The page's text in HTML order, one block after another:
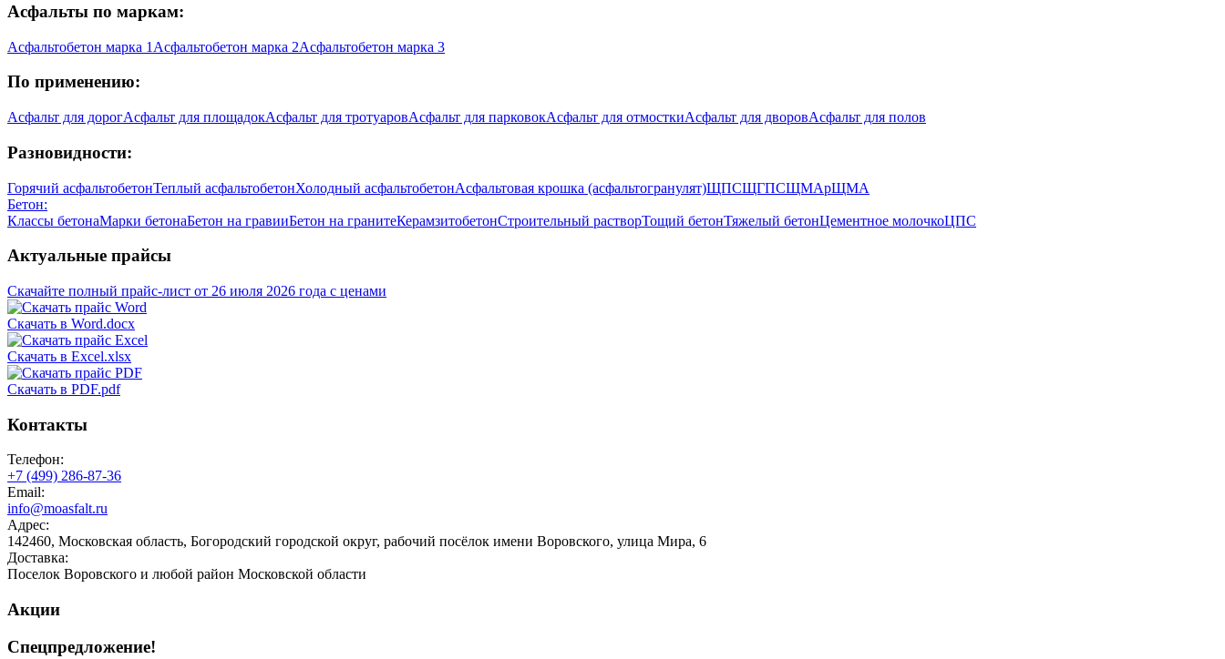
Асфальты по маркам:
Асфальтобетон марка 1 Асфальтобетон марка 2Асфальтобетон марка 3
По применению:
Асфальт для дорогАсфальт для площадокАсфальт для тротуаровАсфальт для парковокАсфальт для отмосткиАсфальт для дворовАсфальт для полов
Разновидности:
Горячий асфальтобетонТеплый асфальтобетонХолодный асфальтобетонАсфальтовая крошка (асфальтогранулят)ЩПСЩГПСЩМАрЩМА
Бетон:
Классы бетонаМарки бетонаБетон на гравииБетон на гранитеКерамзитобетонСтроительный растворТощий бетонТяжелый бетонЦементное молочкоЦПС
Актуальные прайсы
Скачайте полный прайс-лист от 26 июля 2026 года с ценами
Скачать в Word.docx
Скачать в Excel.xlsx
Скачать в PDF.pdf
Контакты
Телефон:
+7 (499) 286-87-36
Email:
info@moasfalt.ru
Адрес:
142460, Московская область, Богородский городской округ, рабочий посёлок имени Воровского, улица Мира, 6
Доставка:
Поселок Воровского и любой район Московской области
Акции
Спецпредложение!